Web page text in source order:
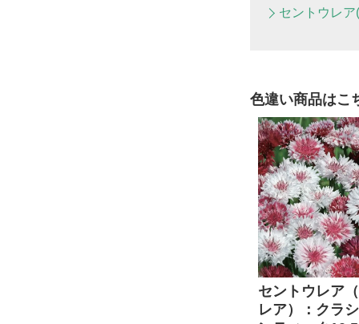
セントウレ
色違い商品はこ
セントウレア
レア）：クラ